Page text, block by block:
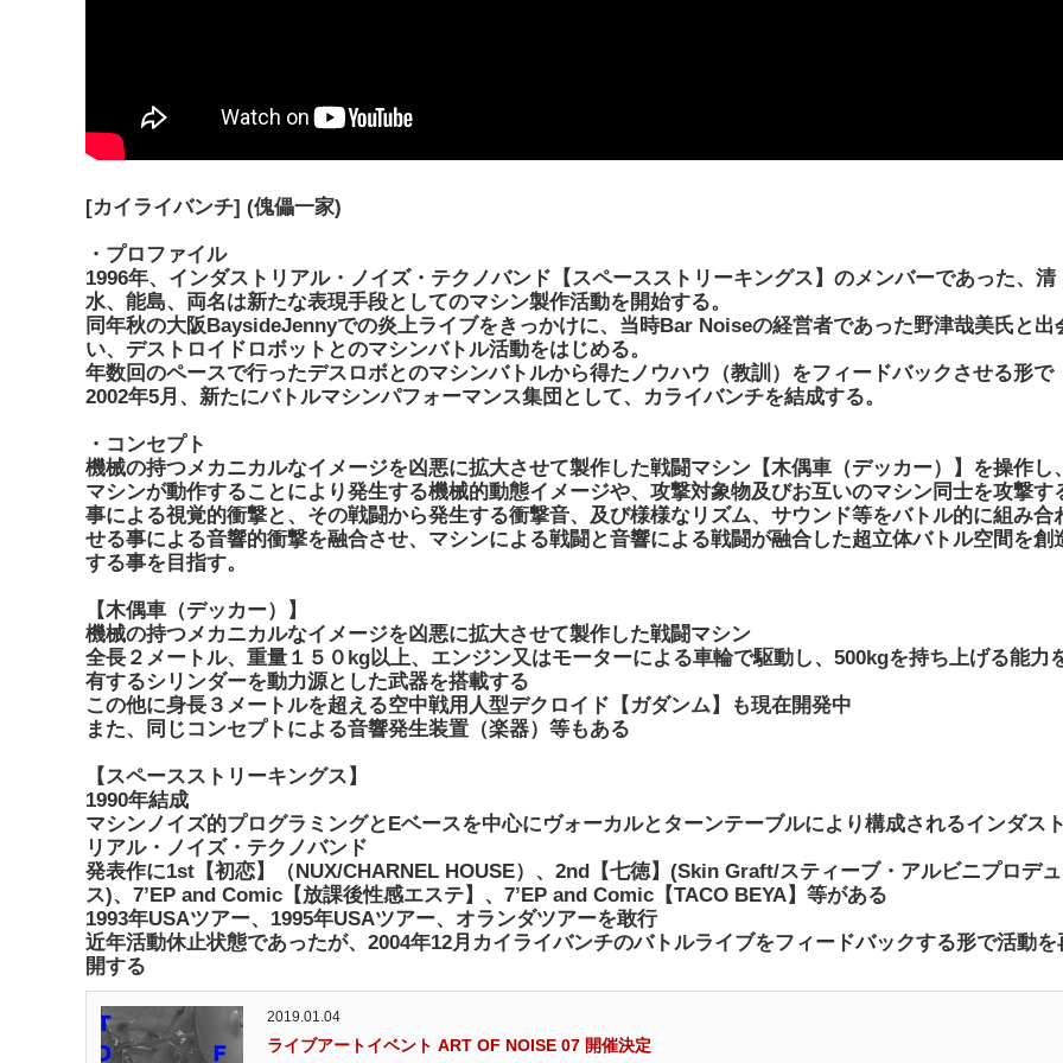
[カイライバンチ] (傀儡一家)
・プロファイル
1996年、インダストリアル・ノイズ・テクノバンド【スペースストリーキングス】のメンバーであった、清
水、能島、両名は新たな表現手段としてのマシン製作活動を開始する。
同年秋の大阪BaysideJennyでの炎上ライブをきっかけに、当時Bar Noiseの経営者であった野津哉美氏と出
い、デストロイドロボットとのマシンバトル活動をはじめる。
年数回のペースで行ったデスロボとのマシンバトルから得たノウハウ（教訓）をフィードバックさせる形で
2002年5月、新たにバトルマシンパフォーマンス集団として、カライバンチを結成する。
・コンセプト
機械の持つメカニカルなイメージを凶悪に拡大させて製作した戦闘マシン【木偶車（デッカー）】を操作し、
マシンが動作することにより発生する機械的動態イメージや、攻撃対象物及びお互いのマシン同士を攻撃す
事による視覚的衝撃と、その戦闘から発生する衝撃音、及び様様なリズム、サウンド等をバトル的に組み合
せる事による音響的衝撃を融合させ、マシンによる戦闘と音響による戦闘が融合した超立体バトル空間を創
する事を目指す。
【木偶車（デッカー）】
機械の持つメカニカルなイメージを凶悪に拡大させて製作した戦闘マシン
全長２メートル、重量１５０kg以上、エンジン又はモーターによる車輪で駆動し、500kgを持ち上げる能力
有するシリンダーを動力源とした武器を搭載する
この他に身長３メートルを超える空中戦用人型デクロイド【ガダンム】も現在開発中
また、同じコンセプトによる音響発生装置（楽器）等もある
【スペースストリーキングス】
1990年結成
マシンノイズ的プログラミングとEベースを中心にヴォーカルとターンテーブルにより構成されるインダスト
リアル・ノイズ・テクノバンド
発表作に1st【初恋】（NUX/CHARNEL HOUSE）、2nd【七徳】(Skin Graft/スティーブ・アルビニプロデ
ス)、7’EP and Comic【放課後性感エステ】、7’EP and Comic【TACO BEYA】等がある
1993年USAツアー、1995年USAツアー、オランダツアーを敢行
近年活動休止状態であったが、2004年12月カイライバンチのバトルライブをフィードバックする形で活動を
開する
2019.01.04
ライブアートイベント ART OF NOISE 07 開催決定